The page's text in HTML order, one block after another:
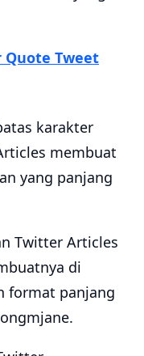
Tweet
karakter
membuat
yang panjang
Twitter Articles
di
format panjang